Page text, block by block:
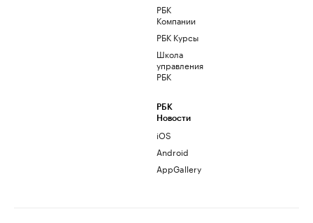
РБК
Компании
РБК Курсы
Школа
управления
РБК
РБК
Новости
iOS
Android
AppGallery